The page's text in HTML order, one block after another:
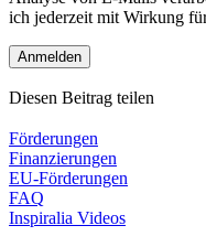
ich jederzeit mit Wirkung
Diesen Beitrag teilen
Förderungen
Finanzierungen
EU-Förderungen
FAQ
Inspiralia Videos